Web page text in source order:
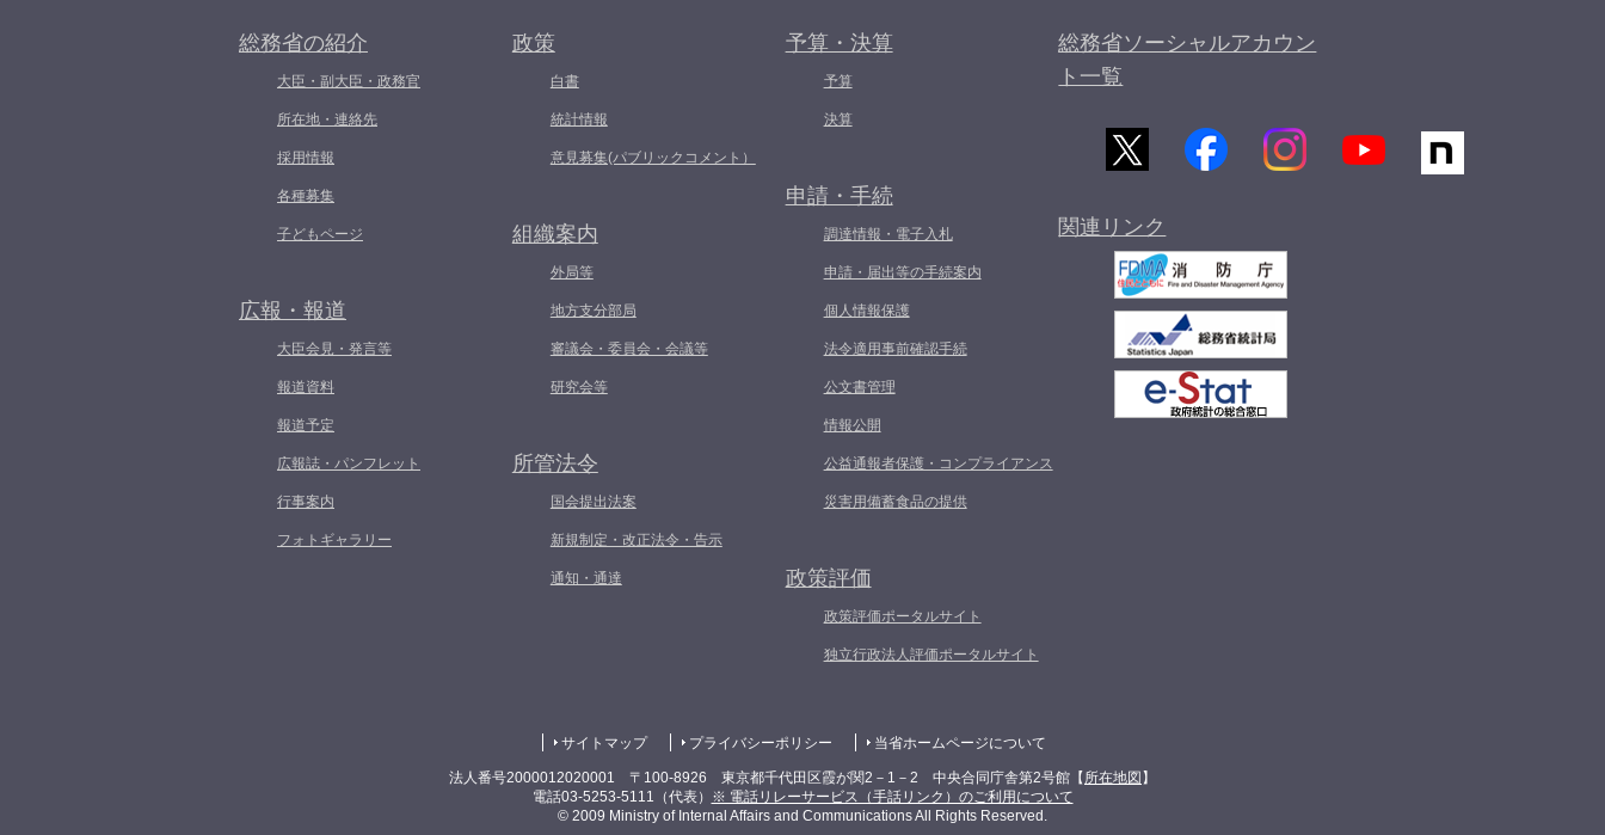
総務省の紹介
大臣・副大臣・政務官
所在地・連絡先
採用情報
各種募集
子どもページ
広報・報道
大臣会見・発言等
報道資料
報道予定
広報誌・パンフレット
行事案内
フォトギャラリー
政策
白書
統計情報
意見募集(パブリックコメント）
組織案内
外局等
地方支分部局
審議会・委員会・会議等
研究会等
所管法令
国会提出法案
新規制定・改正法令・告示
通知・通達
予算・決算
予算
決算
申請・手続
調達情報・電子入札
申請・届出等の手続案内
個人情報保護
法令適用事前確認手続
公文書管理
情報公開
公益通報者保護・コンプライアンス
災害用備蓄食品の提供
政策評価
政策評価ポータルサイト
独立行政法人評価ポータルサイト
総務省ソーシャルアカウン
ト一覧
関連リンク
サイトマップ プライバシーポリシー 当省ホームページについて
法人番号2000012020001 〒100-8926 東京都千代田区霞が関2－1－2 中央合同庁舎第2号館【 所在地図 】
電話03-5253-5111（代表）
※ 電話リレーサービス（手話リンク）のご利用について
© 2009 Ministry of Internal Affairs and Communications All Rights Reserved.